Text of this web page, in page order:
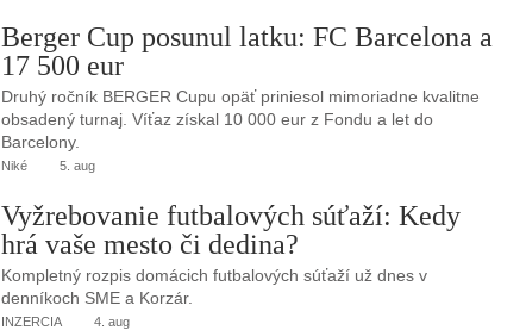
Berger Cup posunul latku: FC Barcelona a
17 500 eur
Druhý ročník BERGER Cupu opäť priniesol mimoriadne kvalitne
obsadený turnaj. Víťaz získal 10 000 eur z Fondu a let do
Barcelony.
Niké 5. aug
Vyžrebovanie futbalových súťaží: Kedy
hrá vaše mesto či dedina?
Kompletný rozpis domácich futbalových súťaží už dnes v
denníkoch SME a Korzár.
INZERCIA 4. aug